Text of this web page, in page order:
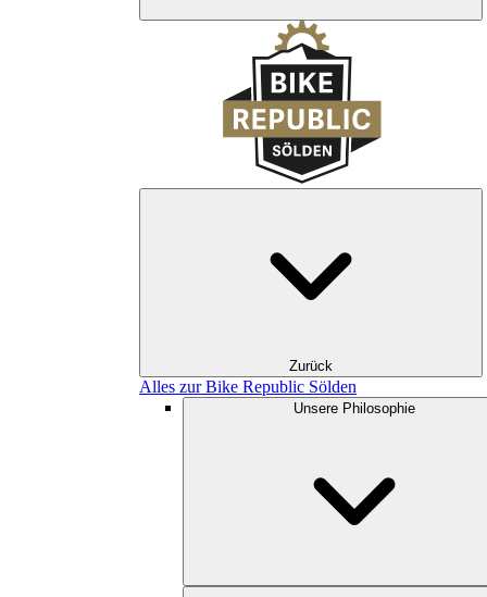
Zurück
Alles zur Bike Republic Sölden
Unsere Philosophie